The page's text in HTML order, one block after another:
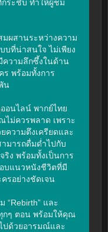
กระชับ ทำให้ผู้ชม
มผสานระหว่างความ
บที่น่าสนใจ ไม่เพียง
ความลึกซึ้งในด้าน
พร้อมทั้งการ
น
อนไลน์ พากย์ไทย
ไม่ควรพลาด เพราะ
ความตึงเครียดและ
มารถดื่มด่ำไปกับ
ริง พร้อมทั้งเป็นการ
บแนวหนังชีวิตที่มี
รอย่างชัดเจน
และ
กๆ ตอน พร้อมให้คุณ
ปด้วยอารมณ์และ